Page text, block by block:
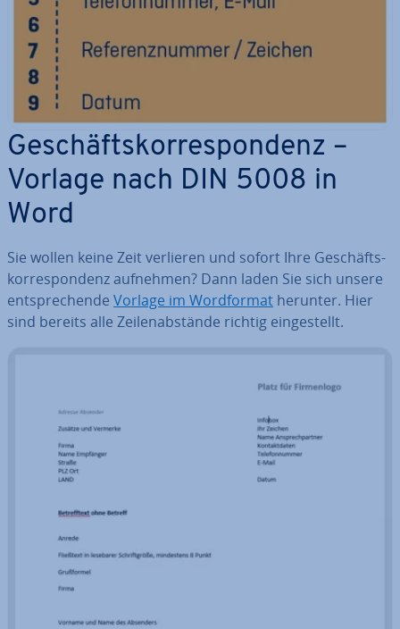
Ge­schäfts­kor­re­spon­denz –
Vorlage nach DIN 5008 in
Word
Sie wollen keine Zeit verlieren und sofort Ihre Ge­schäfts­
kor­re­spon­denz aufnehmen? Dann laden Sie sich unsere
ent­spre­chen­de Vorlage im Word­for­mat herunter. Hier
sind bereits alle Zei­len­ab­stän­de richtig ein­ge­stellt.